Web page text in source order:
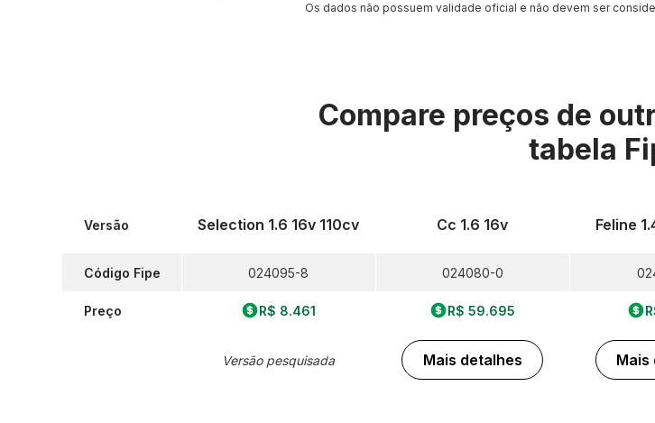
Os dados não possuem validade oficial e não devem ser
Compare preços de
tabela
Versão
Código Fipe
Preço
Selection 1.6 16v 110cv
024095-8
R$ 8.461
Versão pesquisada
Cc 1.6 16v
024080-0
R$ 59.695
Mais detalhes
Feline
Mais